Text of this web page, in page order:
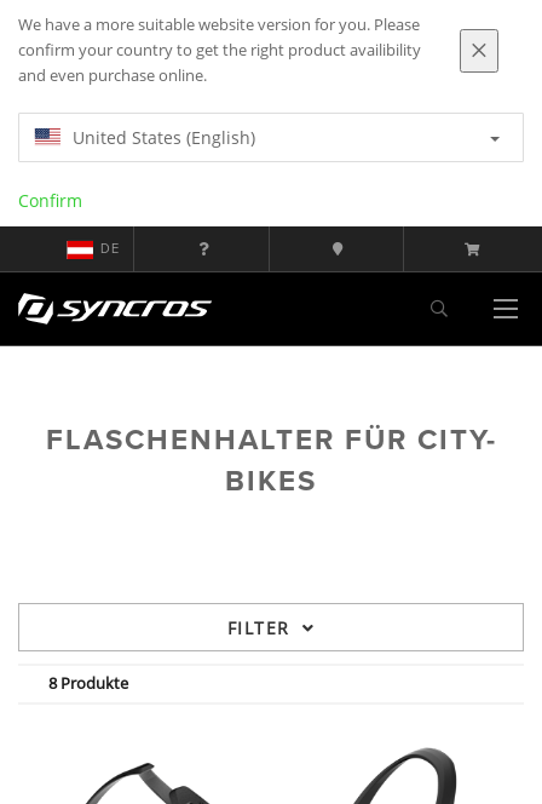
We have a more suitable website version for you. Please
confirm your country to get the right product availibility
and even purchase online.
United States (English)
Confirm
DE
FLASCHENHALTER FÜR CITY-
BIKES
FILTER
8 Produkte